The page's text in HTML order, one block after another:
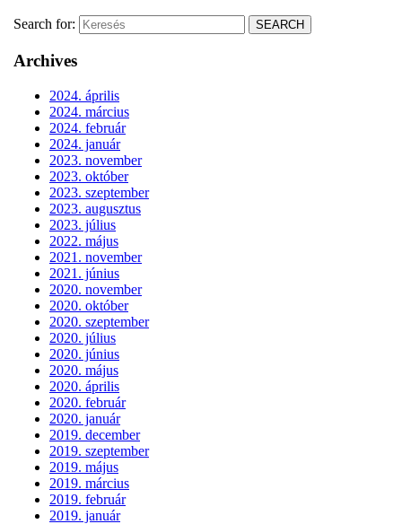
Search for:
Archives
2024. április
2024. március
2024. február
2024. január
2023. november
2023. október
2023. szeptember
2023. augusztus
2023. július
2022. május
2021. november
2021. június
2020. november
2020. október
2020. szeptember
2020. július
2020. június
2020. május
2020. április
2020. február
2020. január
2019. december
2019. szeptember
2019. május
2019. március
2019. február
2019. január